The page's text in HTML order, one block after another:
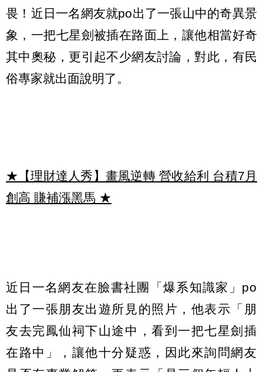
畏！近日一名網友就po出了一張山中的奇異景
象，一把七星劍被插在路面上，讓他相當好奇
其中奧秘，更引起不少網友討論，對此，有民
俗專家就出面說明了。
★【理財達人秀】畫風逆轉 營收給利 台積7月
創高 賺補漲黑馬 ★
近日一名網友在臉書社團「爆系知識家」po
出了一張朋友出遊所見的照片，他表示「朋
友去完鳳仙祠下山途中，看到一把七星劍插
在路中」，讓他十分疑惑，因此來詢問網友